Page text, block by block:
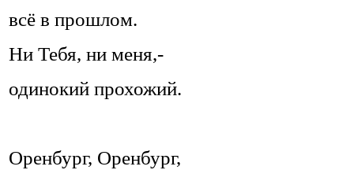
всё в прошлом.
Ни Тебя, ни меня,-
одинокий прохожий.
Оренбург, Оренбург,